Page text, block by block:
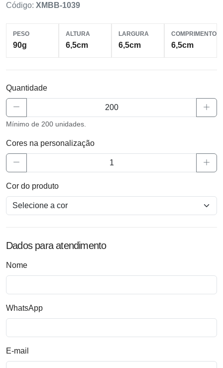
Código: XMBB-1039
PESO
90g
ALTURA
6,5cm
LARGURA
6,5cm
COMPRIMENTO
6,5cm
Quantidade
Mínimo de 200 unidades.
Cores na personalização
Cor do produto
Dados para atendimento
Nome
WhatsApp
E-mail